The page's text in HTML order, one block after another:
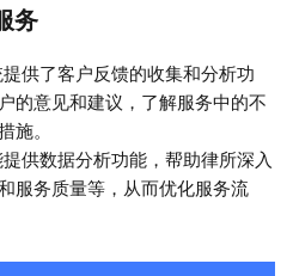
务
提供了客户反馈的收集和分析功
的意见和建议，了解服务中的不
施。
供数据分析功能，帮助律所深入
服务质量等，从而优化服务流